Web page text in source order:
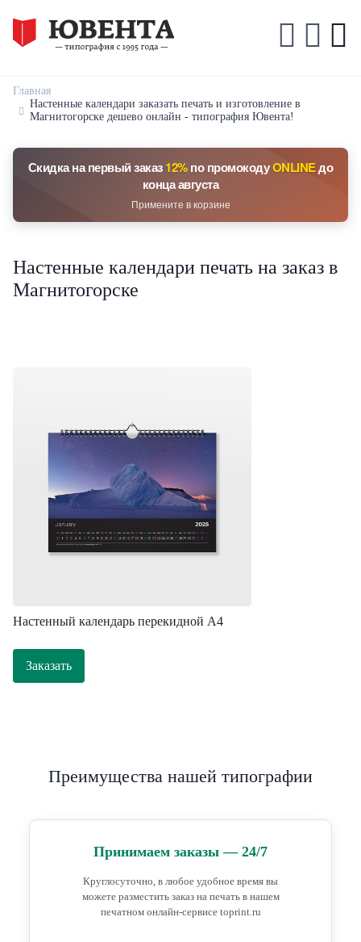
Главная
Настенные календари заказать печать и изготовление в
Магнитогорске дешево онлайн - типография Ювента!
Скидка на первый заказ12%по промокодуONLINEдо
конца августа
Примените в корзине
Настенные календари печать на заказ в
Магнитогорске
Настенный календарь перекидной А4
Заказать
Преимущества нашей типографии
Принимаем заказы — 24/7
Круглосуточно, в любое удобное время вы
можете разместить заказ на печать в нашем
печатном онлайн-сервисе toprint.ru